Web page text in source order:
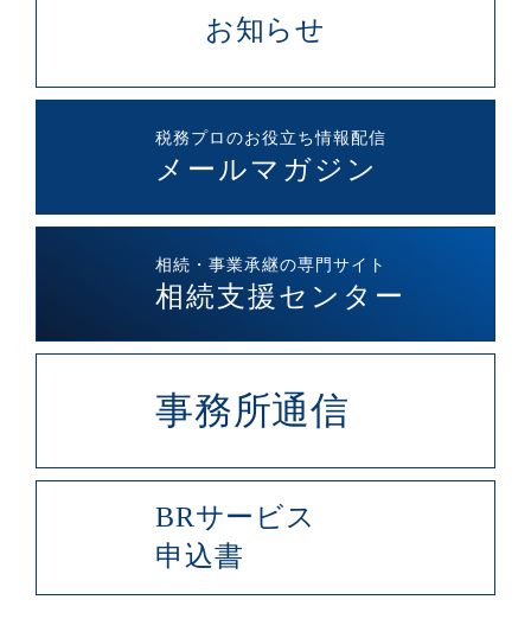
お知らせ
税務プロのお役立ち情報配信
メールマガジン
相続・事業承継の専門サイト
相続支援センター
事務所通信
BRサービス
申込書